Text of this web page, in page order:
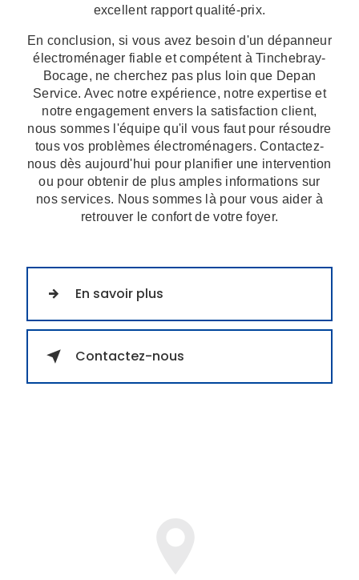
excellent rapport qualité-prix.
En conclusion, si vous avez besoin d'un dépanneur
électroménager fiable et compétent à Tinchebray-
Bocage, ne cherchez pas plus loin que Depan
Service. Avec notre expérience, notre expertise et
notre engagement envers la satisfaction client,
nous sommes l'équipe qu'il vous faut pour résoudre
tous vos problèmes électroménagers. Contactez-
nous dès aujourd'hui pour planifier une intervention
ou pour obtenir de plus amples informations sur
nos services. Nous sommes là pour vous aider à
retrouver le confort de votre foyer.
En savoir plus
Contactez-nous